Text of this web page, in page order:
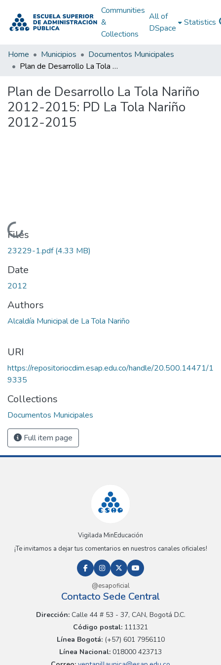
Communities
&
Collections
All of
DSpace
Statistics
Home Municipios
Documentos Municipales
Plan de Desarrollo La Tola Nariño 2012-2015: PD La Tola Nariño 2012-2015
Plan de Desarrollo La Tola Nariño
2012-2015: PD La Tola Nariño
2012-2015
Loading...
Files
23229-1.pdf(4.33 MB)
Date
2012
Authors
Alcaldía Municipal de La Tola Nariño
URI
https://repositoriocdim.esap.edu.co/handle/20.500.14471/1
9335
Collections
Documentos Municipales
Full item page
Vigilada MinEducación
¡Te invitamos a dejar tus comentarios en nuestros canales oficiales!
@esapoficial
Contacto Sede Central
Dirección:Calle 44 # 53 - 37, CAN, Bogotá D.C.
Código postal: 111321
Línea Bogotá:(+57) 601 7956110
Línea Nacional: 018000 423713